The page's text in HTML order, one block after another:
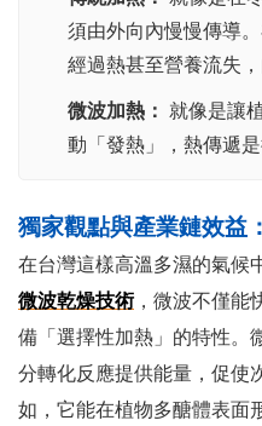
須由外向內慢慢傳導
經過熱甚至營養流失
微波加熱： 就像是讓
動「發熱」，熱傳遞
獨家觀點與產業鏈效益：
在台灣這樣高溫多濕的氣候
微波乾燥技術，微波不僅能
備「選擇性加熱」的特性。
分轉化反應提供能量，促使
如，它能在植物多醣體表面